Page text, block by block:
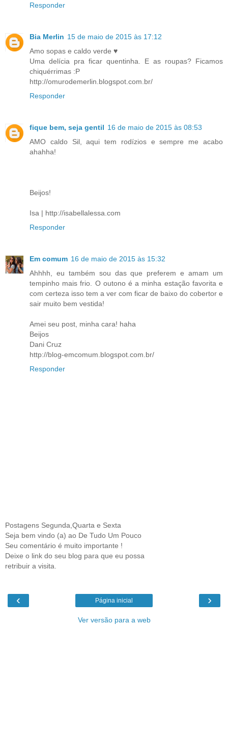
Responder
Bia Merlin 15 de maio de 2015 às 17:12
Amo sopas e caldo verde ♥
Uma delícia pra ficar quentinha. E as roupas? Ficamos
chiquérrimas :P
http://omurodemerlin.blogspot.com.br/
Responder
fique bem, seja gentil 16 de maio de 2015 às 08:53
AMO caldo Sil, aqui tem rodízios e sempre me acabo
ahahha!
Beijos!
Isa | http://isabellalessa.com
Responder
Em comum 16 de maio de 2015 às 15:32
Ahhhh, eu também sou das que preferem e amam um
tempinho mais frio. O outono é a minha estação favorita e
com certeza isso tem a ver com ficar de baixo do cobertor e
sair muito bem vestida!
Amei seu post, minha cara! haha
Beijos
Dani Cruz
http://blog-emcomum.blogspot.com.br/
Responder
Postagens Segunda,Quarta e Sexta
Seja bem vindo (a) ao De Tudo Um Pouco
Seu comentário é muito importante !
Deixe o link do seu blog para que eu possa
retribuir a visita.
‹ ›
Página inicial
Ver versão para a web